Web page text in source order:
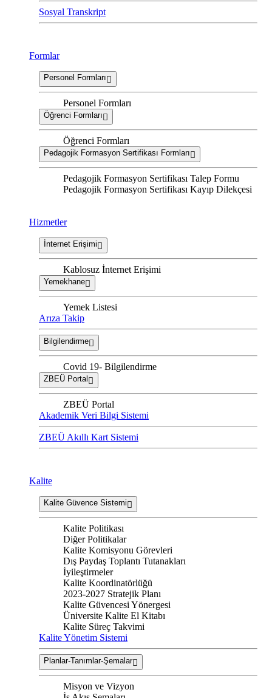
Sosyal Transkript
Formlar
Personel Formları
Personel Formları
Öğrenci Formları
Öğrenci Formları
Pedagojik Formasyon Sertifikası Formları
Pedagojik Formasyon Sertifikası Talep Formu
Pedagojik Formasyon Sertifikası Kayıp Dilekçesi
Hizmetler
İnternet Erişimi
Kablosuz İnternet Erişimi
Yemekhane
Yemek Listesi
Arıza Takip
Bilgilendirme
Covid 19- Bilgilendirme
ZBEÜ Portal
ZBEÜ Portal
Akademik Veri Bilgi Sistemi
ZBEÜ Akıllı Kart Sistemi
Kalite
Kalite Güvence Sistemi
Kalite Politikası
Diğer Politikalar
Kalite Komisyonu Görevleri
Dış Paydaş Toplantı Tutanakları
İyileştirmeler
Kalite Koordinatörlüğü
2023-2027 Stratejik Planı
Kalite Güvencesi Yönergesi
Üniversite Kalite El Kitabı
Kalite Süreç Takvimi
Kalite Yönetim Sistemi
Planlar-Tanımlar-Şemalar
Misyon ve Vizyon